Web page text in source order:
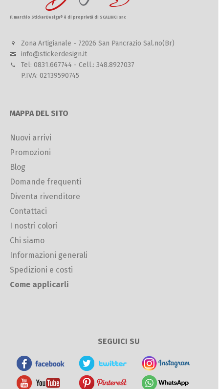
Il marchio StickerDesign® è di proprietà di SCALINCI snc
Zona Artigianale - 72026 San Pancrazio Sal.no(Br)
info@stickerdesign.it
Tel: 0831.667744 - Cell.: 348.8927037
P.IVA: 02139590745
MAPPA DEL SITO
Nuovi arrivi
Promozioni
Blog
Domande frequenti
Diventa rivenditore
Contattaci
I nostri colori
Chi siamo
Informazioni generali
Spedizioni e costi
Come applicarli
SEGUICI SU